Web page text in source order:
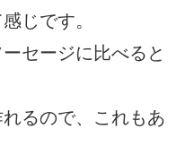
じです。
セージに比べると
るので、これもあ